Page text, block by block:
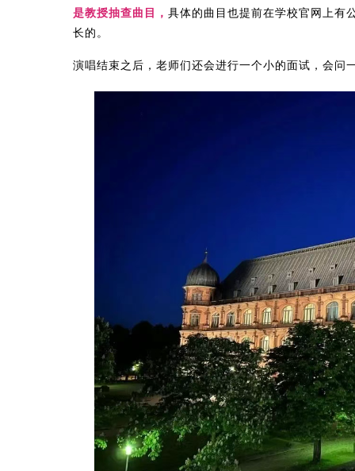
是教授抽查曲目， 具体的曲目也提前在学校官网上有
长的。
演唱结束之后，老师们还会进行一个小的面试，会问